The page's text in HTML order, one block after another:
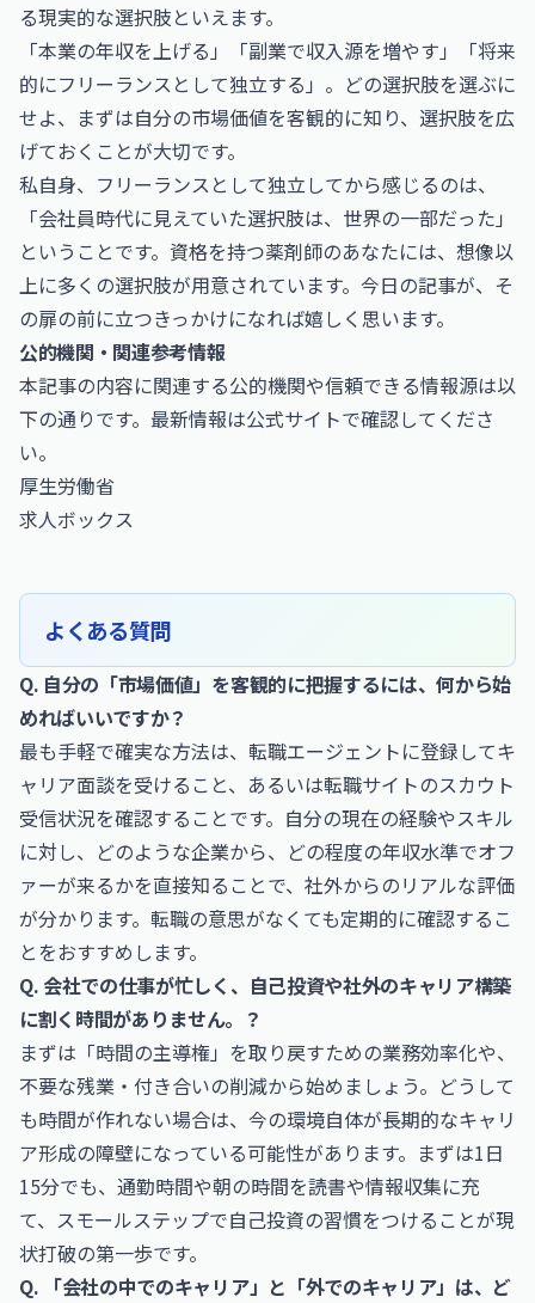
る現実的な選択肢といえます。
「本業の年収を上げる」「副業で収入源を増やす」「将来
的にフリーランスとして独立する」。どの選択肢を選ぶに
せよ、まずは自分の市場価値を客観的に知り、選択肢を広
げておくことが大切です。
私自身、フリーランスとして独立してから感じるのは、
「会社員時代に見えていた選択肢は、世界の一部だった」
ということです。資格を持つ薬剤師のあなたには、想像以
上に多くの選択肢が用意されています。今日の記事が、そ
の扉の前に立つきっかけになれば嬉しく思います。
公的機関・関連参考情報
本記事の内容に関連する公的機関や信頼できる情報源は以
下の通りです。最新情報は公式サイトで確認してくださ
い。
厚生労働省
求人ボックス
よくある質問
Q. 自分の「市場価値」を客観的に把握するには、何から始
めればいいですか？
最も手軽で確実な方法は、転職エージェントに登録してキ
ャリア面談を受けること、あるいは転職サイトのスカウト
受信状況を確認することです。自分の現在の経験やスキル
に対し、どのような企業から、どの程度の年収水準でオフ
ァーが来るかを直接知ることで、社外からのリアルな評価
が分かります。転職の意思がなくても定期的に確認するこ
とをおすすめします。
Q. 会社での仕事が忙しく、自己投資や社外のキャリア構築
に割く時間がありません。？
まずは「時間の主導権」を取り戻すための業務効率化や、
不要な残業・付き合いの削減から始めましょう。どうして
も時間が作れない場合は、今の環境自体が長期的なキャリ
ア形成の障壁になっている可能性があります。まずは1日
15分でも、通勤時間や朝の時間を読書や情報収集に充
て、スモールステップで自己投資の習慣をつけることが現
状打破の第一歩です。
Q. 「会社の中でのキャリア」と「外でのキャリア」は、ど